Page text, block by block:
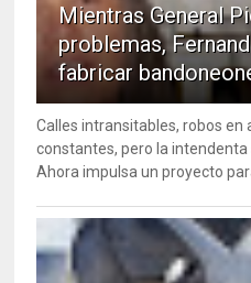
Mientras General
problemas,
fabricar
Calles intransitables, robos en
constantes, pero la intendenta
Ahora impulsa un proyecto